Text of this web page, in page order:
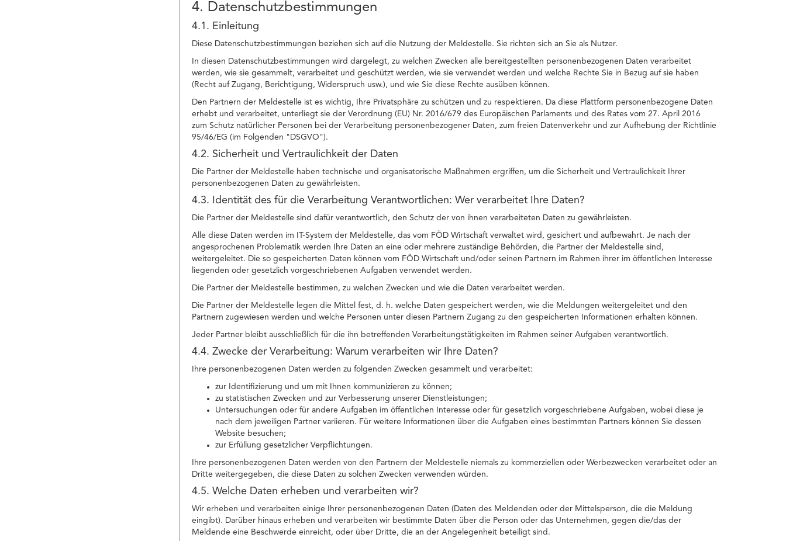
4. Datenschutzbestimmungen
4.1. Einleitung
Diese Datenschutzbestimmungen beziehen sich auf die Nutzung der Meldestelle. Sie richten sich an Sie als Nutzer.
In diesen Datenschutzbestimmungen wird dargelegt, zu welchen Zwecken alle bereitgestellten personenbezogenen Daten verarbeitet
werden, wie sie gesammelt, verarbeitet und geschützt werden, wie sie verwendet werden und welche Rechte Sie in Bezug auf sie haben
(Recht auf Zugang, Berichtigung, Widerspruch usw.), und wie Sie diese Rechte ausüben können.
Den Partnern der Meldestelle ist es wichtig, Ihre Privatsphäre zu schützen und zu respektieren. Da diese Plattform personenbezogene Daten
erhebt und verarbeitet, unterliegt sie der Verordnung (EU) Nr. 2016/679 des Europäischen Parlaments und des Rates vom 27. April 2016
zum Schutz natürlicher Personen bei der Verarbeitung personenbezogener Daten, zum freien Datenverkehr und zur Aufhebung der Richtlinie
95/46/EG (im Folgenden "DSGVO").
4.2. Sicherheit und Vertraulichkeit der Daten
Die Partner der Meldestelle haben technische und organisatorische Maßnahmen ergriffen, um die Sicherheit und Vertraulichkeit Ihrer
personenbezogenen Daten zu gewährleisten.
4.3. Identität des für die Verarbeitung Verantwortlichen: Wer verarbeitet Ihre Daten?
Die Partner der Meldestelle sind dafür verantwortlich, den Schutz der von ihnen verarbeiteten Daten zu gewährleisten.
Alle diese Daten werden im IT-System der Meldestelle, das vom FÖD Wirtschaft verwaltet wird, gesichert und aufbewahrt. Je nach der
angesprochenen Problematik werden Ihre Daten an eine oder mehrere zuständige Behörden, die Partner der Meldestelle sind,
weitergeleitet. Die so gespeicherten Daten können vom FÖD Wirtschaft und/oder seinen Partnern im Rahmen ihrer im öffentlichen Interesse
liegenden oder gesetzlich vorgeschriebenen Aufgaben verwendet werden.
Die Partner der Meldestelle bestimmen, zu welchen Zwecken und wie die Daten verarbeitet werden.
Die Partner der Meldestelle legen die Mittel fest, d. h. welche Daten gespeichert werden, wie die Meldungen weitergeleitet und den
Partnern zugewiesen werden und welche Personen unter diesen Partnern Zugang zu den gespeicherten Informationen erhalten können.
Jeder Partner bleibt ausschließlich für die ihn betreffenden Verarbeitungstätigkeiten im Rahmen seiner Aufgaben verantwortlich.
4.4. Zwecke der Verarbeitung: Warum verarbeiten wir Ihre Daten?
Ihre personenbezogenen Daten werden zu folgenden Zwecken gesammelt und verarbeitet:
zur Identifizierung und um mit Ihnen kommunizieren zu können;
zu statistischen Zwecken und zur Verbesserung unserer Dienstleistungen;
Untersuchungen oder für andere Aufgaben im öffentlichen Interesse oder für gesetzlich vorgeschriebene Aufgaben, wobei diese je
nach dem jeweiligen Partner variieren. Für weitere Informationen über die Aufgaben eines bestimmten Partners können Sie dessen
Website besuchen;
zur Erfüllung gesetzlicher Verpflichtungen.
Ihre personenbezogenen Daten werden von den Partnern der Meldestelle niemals zu kommerziellen oder Werbezwecken verarbeitet oder an
Dritte weitergegeben, die diese Daten zu solchen Zwecken verwenden würden.
4.5. Welche Daten erheben und verarbeiten wir?
Wir erheben und verarbeiten einige Ihrer personenbezogenen Daten (Daten des Meldenden oder der Mittelsperson, die die Meldung
eingibt). Darüber hinaus erheben und verarbeiten wir bestimmte Daten über die Person oder das Unternehmen, gegen die/das der
Meldende eine Beschwerde einreicht, oder über Dritte, die an der Angelegenheit beteiligt sind.